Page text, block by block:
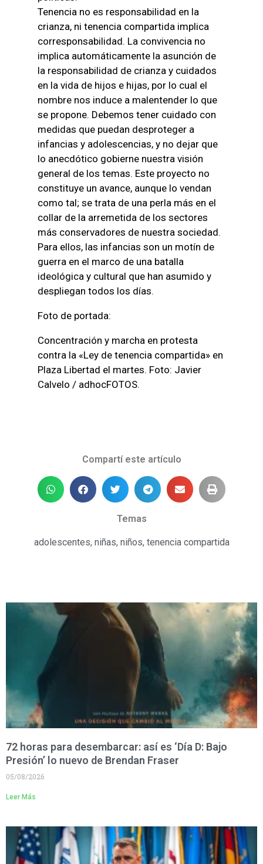
Tenencia no es responsabilidad en la
crianza, ni tenencia compartida implica
corresponsabilidad. La convivencia no
implica automáticamente la asunción de
la responsabilidad de crianza y cuidados
en la vida de hijos e hijas, por lo cual el
nombre nos induce a malentender lo que
se propone. Debemos tener cuidado con
medidas que puedan desproteger a
infancias y adolescencias, y no dejar que
lo anecdótico gobierne nuestra visión
general de los temas. Este proyecto no
constituye un avance, aunque lo vendan
como tal; se trata de una perla más en el
collar de la arremetida de los sectores
más conservadores de nuestra sociedad.
Para ellos, las infancias son un motín de
guerra en el marco de una batalla
ideológica y cultural que han asumido y
despliegan todos los días.
Foto de portada:
Concentración y marcha en protesta
contra la «Ley de tenencia compartida» en
Plaza Libertad el martes. Foto: Javier
Calvelo / adhocFOTOS.
Compartí este artículo
Temas
adolescentes, niñas, niños, tenencia compartida
72 horas para desembarcar: así es ‘Día D: Bajo
Presión’ lo nuevo de Brendan Fraser
05/08/2026
Leer Más